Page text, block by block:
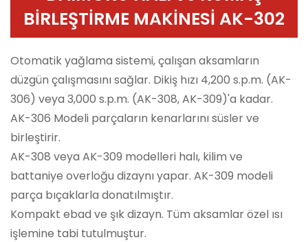
BİRLEŞTİRME MAKİNESİ AK-302
Otomatik yağlama sistemi, çalışan aksamların
düzgün çalışmasını sağlar. Dikiş hızı 4,200 s.p.m. (AK-
306) veya 3,000 s.p.m. (AK-308, AK-309)'a kadar.
AK-306 Modeli parçaların kenarlarını süsler ve
birleştirir.
AK-308 veya AK-309 modelleri halı, kilim ve
battaniye overloğu dizaynı yapar. AK-309 modeli
parça bıçaklarla donatılmıştır.
Kompakt ebad ve şık dizayn. Tüm aksamlar özel ısı
işlemine tabi tutulmuştur.